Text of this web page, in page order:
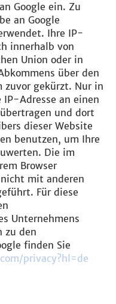
Google ein. Zu
an Google
Ihre IP-
innerhalb von
Union oder in
über den
zuvor gekürzt. Nur in
Adresse an einen
und dort
dieser Website
benutzen, um Ihre
Die im
Browser
mit anderen
Für diese
Unternehmens
zu den
finden Sie
privacy?hl=de